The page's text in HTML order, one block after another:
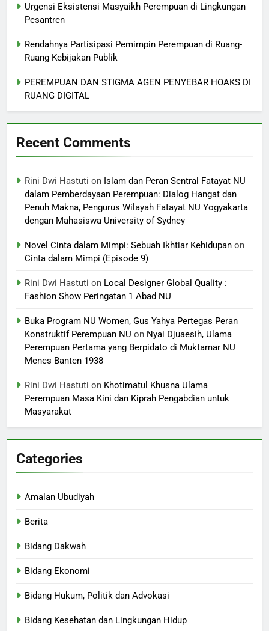
Urgensi Eksistensi Masyaikh Perempuan di Lingkungan
Pesantren
Rendahnya Partisipasi Pemimpin Perempuan di Ruang-
Ruang Kebijakan Publik
PEREMPUAN DAN STIGMA AGEN PENYEBAR HOAKS DI
RUANG DIGITAL
Recent Comments
Rini Dwi Hastuti on Islam dan Peran Sentral Fatayat NU
dalam Pemberdayaan Perempuan: Dialog Hangat dan
Penuh Makna, Pengurus Wilayah Fatayat NU Yogyakarta
dengan Mahasiswa University of Sydney
Novel Cinta dalam Mimpi: Sebuah Ikhtiar Kehidupan on
Cinta dalam Mimpi (Episode 9)
Rini Dwi Hastuti on Local Designer Global Quality :
Fashion Show Peringatan 1 Abad NU
Buka Program NU Women, Gus Yahya Pertegas Peran
Konstruktif Perempuan NU on Nyai Djuaesih, Ulama
Perempuan Pertama yang Berpidato di Muktamar NU
Menes Banten 1938
Rini Dwi Hastuti on Khotimatul Khusna Ulama
Perempuan Masa Kini dan Kiprah Pengabdian untuk
Masyarakat
Categories
Amalan Ubudiyah
Berita
Bidang Dakwah
Bidang Ekonomi
Bidang Hukum, Politik dan Advokasi
Bidang Kesehatan dan Lingkungan Hidup